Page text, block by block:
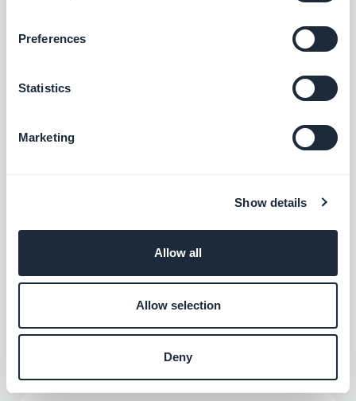
Preferences
Statistics
Marketing
Show details
Allow all
Allow selection
Deny
brukerne gjennom den første lanseringen
samle inn data med GoodBarbers
Gmail
Koble GoodBarber-appen til Gmail